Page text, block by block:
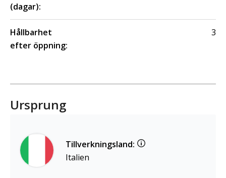
(dagar):
Hållbarhet
efter öppning:
3
Ursprung
Tillverkningsland:
Italien